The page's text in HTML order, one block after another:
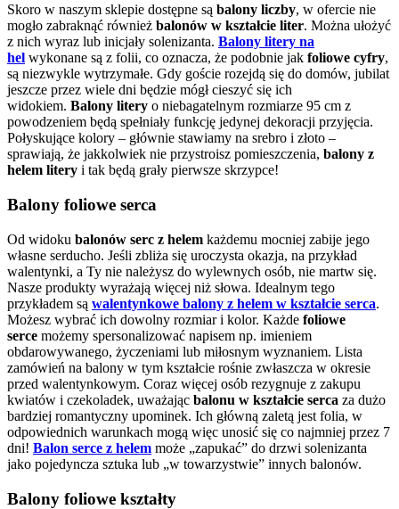
Skoro w naszym sklepie dostępne są balony liczby, w ofercie nie
mogło zabraknąć również balonów w kształcie liter. Można ułożyć
z nich wyraz lub inicjały solenizanta. Balony litery na
hel wykonane są z folii, co oznacza, że podobnie jak foliowe cyfry,
są niezwykle wytrzymałe. Gdy goście rozejdą się do domów, jubilat
jeszcze przez wiele dni będzie mógł cieszyć się ich
widokiem. Balony litery o niebagatelnym rozmiarze 95 cm z
powodzeniem będą spełniały funkcję jedynej dekoracji przyjęcia.
Połyskujące kolory – głównie stawiamy na srebro i złoto –
sprawiają, że jakkolwiek nie przystroisz pomieszczenia, balony z
helem litery i tak będą grały pierwsze skrzypce!
Balony foliowe serca
Od widoku balonów serc z helem każdemu mocniej zabije jego
własne serducho. Jeśli zbliża się uroczysta okazja, na przykład
walentynki, a Ty nie należysz do wylewnych osób, nie martw się.
Nasze produkty wyrażają więcej niż słowa. Idealnym tego
przykładem są walentynkowe balony z helem w kształcie serca.
Możesz wybrać ich dowolny rozmiar i kolor. Każde foliowe
serce możemy spersonalizować napisem np. imieniem
obdarowywanego, życzeniami lub miłosnym wyznaniem. Lista
zamówień na balony w tym kształcie rośnie zwłaszcza w okresie
przed walentynkowym. Coraz więcej osób rezygnuje z zakupu
kwiatów i czekoladek, uważając balonu w kształcie serca za dużo
bardziej romantyczny upominek. Ich główną zaletą jest folia, w
odpowiednich warunkach mogą więc unosić się co najmniej przez 7
dni! Balon serce z helem może „zapukać” do drzwi solenizanta
jako pojedyncza sztuka lub „w towarzystwie” innych balonów.
Balony foliowe kształty